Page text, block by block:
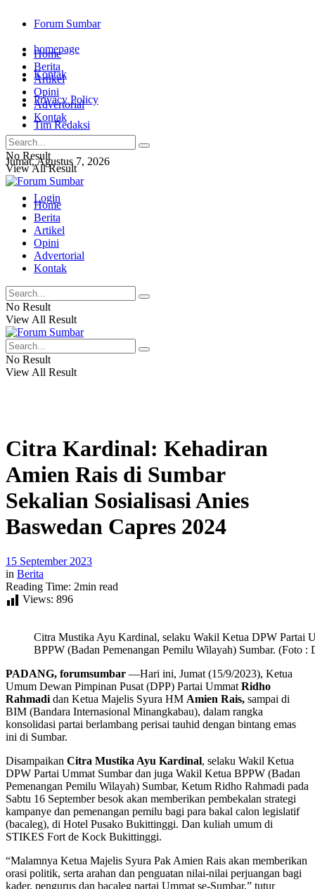
Forum Sumbar
homepage
Kontak
Privacy Policy
Tim Redaksi
Jumat, Agustus 7, 2026
Login
Home
Berita
Artikel
Opini
Advertorial
Kontak
No Result
View All Result
Home
Berita
Artikel
Opini
Advertorial
Kontak
No Result
View All Result
No Result
View All Result
Citra Kardinal: Kehadiran
Amien Rais di Sumbar
Sekalian Sosialisasi Anies
Baswedan Capres 2024
15 September 2023
in Berita
Reading Time: 2min read
Views: 896
Citra Mustika Ayu Kardinal, selaku Wakil Ketua DPW Partai
BPPW (Badan Pemenangan Pemilu Wilayah) Sumbar. (Foto :
PADANG, forumsumbar —Hari ini, Jumat (15/9/2023), Ketua
Umum Dewan Pimpinan Pusat (DPP) Partai Ummat Ridho
Rahmadi dan Ketua Majelis Syura HM Amien Rais, sampai di
BIM (Bandara Internasional Minangkabau), dalam rangka
konsolidasi partai berlambang perisai tauhid dengan bintang emas
ini di Sumbar.
Disampaikan Citra Mustika Ayu Kardinal, selaku Wakil Ketua
DPW Partai Ummat Sumbar dan juga Wakil Ketua BPPW (Badan
Pemenangan Pemilu Wilayah) Sumbar, Ketum Ridho Rahmadi pada
Sabtu 16 September besok akan memberikan pembekalan strategi
kampanye dan pemenangan pemilu bagi para bakal calon legislatif
(bacaleg), di Hotel Pusako Bukittinggi. Dan kuliah umum di
STIKES Fort de Kock Bukittinggi.
“Malamnya Ketua Majelis Syura Pak Amien Rais akan memberikan
orasi politik, serta arahan dan penguatan nilai-nilai perjuangan bagi
kader, pengurus dan bacaleg partai Ummat se-Sumbar,” tutur